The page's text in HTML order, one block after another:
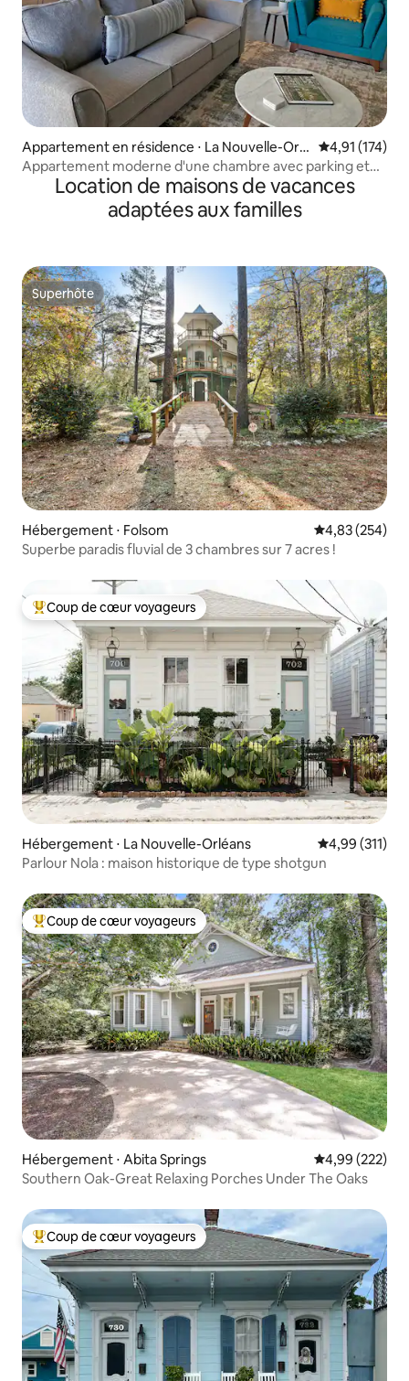
Appartement en résidence ⋅ La Nouvelle-Orlé
ans
Évaluation
4,91 (174)
Appartement moderne d'une chambre avec parking et
piscineLocation de maisons de vacances
adaptées aux familles
Superhôte
Superhôte
Hébergement ⋅ Folsom Évaluation
4,83 (254)
Superbe paradis fluvial de 3 chambres sur 7 acres !
Coups de cœur voyageurs les plus appréciés
Coup de cœur voyageurs
Hébergement ⋅ La Nouvelle-Orléans Évaluation
4,99 (311)
Parlour Nola : maison historique de type shotgun
Coups de cœur voyageurs les plus appréciés
Coup de cœur voyageurs
Hébergement ⋅ Abita Springs Évaluation
4,99 (222)
Southern Oak-Great Relaxing Porches Under The Oaks
Coups de cœur voyageurs les plus appréciés
Coup de cœur voyageurs